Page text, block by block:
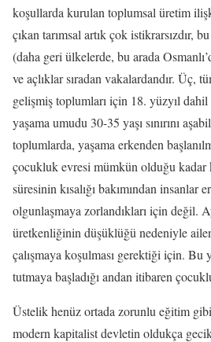
koşullarda kurulan toplumsal üretim
çıkan tarımsal artık çok istikrarsızdır,
(daha geri ülkelerde, bu arada
ve açlıklar sıradan vakalardandır. Üç,
gelişmiş toplumları için 18. yüzyıl
yaşama umudu 30-35 yaşı sınırını
toplumlarda, yaşama erkenden
çocukluk evresi mümkün olduğu kadar
süresinin kısalığı bakımından insanlar
olgunlaşmaya zorlandıkları için değil.
üretkenliğinin düşüklüğü nedeniyle
çalışmaya koşulması gerektiği için.
tutmaya başladığı andan itibaren
Üstelik henüz ortada zorunlu eğitim
modern kapitalist devletin oldukça